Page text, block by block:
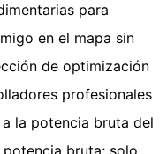
para
en el mapa sin
de optimización
profesionales
la potencia bruta del